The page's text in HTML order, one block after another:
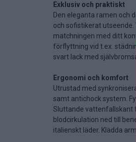
Exklusiv och praktiskt
Den eleganta ramen och
och sofistikerat
matchningen med ditt
förflyttning vid t.ex.
svart lack med
Ergonomi och komfort
Utrustad med
samt antichock system.
Sluttande vattenfallskant
blodcirkulation ned till
italienskt läder. Klädda